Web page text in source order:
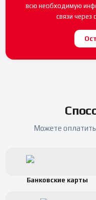
всю необходимую
связи через
Можете
Банковские карты